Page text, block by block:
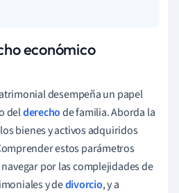
económico
desempeña un papel
delderechode familia. Aborda la
bienes y activos adquiridos
estos parámetros
por las complejidades de
y dedivorcio, y a